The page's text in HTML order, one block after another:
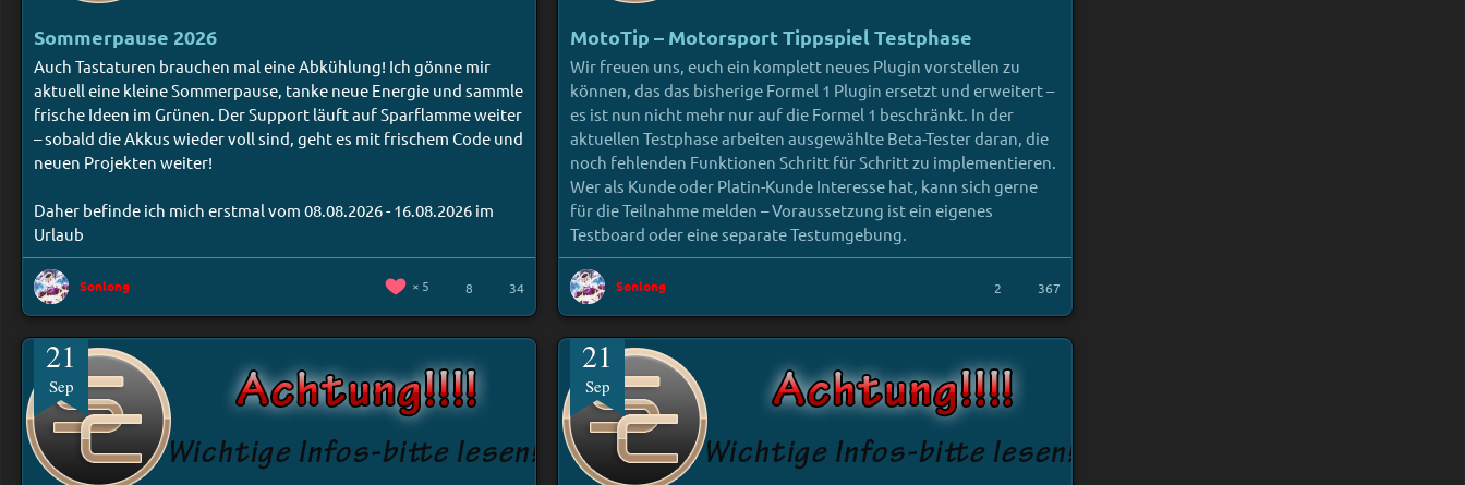
Sommerpause 2026
Auch Tastaturen brauchen mal eine Abkühlung! Ich gönne mir
aktuell eine kleine Sommerpause, tanke neue Energie und sammle
frische Ideen im Grünen. Der Support läuft auf Sparflamme weiter
– sobald die Akkus wieder voll sind, geht es mit frischem Code und
neuen Projekten weiter!
Daher befinde ich mich erstmal vom 08.08.2026 - 16.08.2026 im
Urlaub
Sonlong 5 8 34
MotoTip – Motorsport Tippspiel Testphase
Wir freuen uns, euch ein komplett neues Plugin vorstellen zu
können, das das bisherige Formel 1 Plugin ersetzt und erweitert –
es ist nun nicht mehr nur auf die Formel 1 beschränkt. In der
aktuellen Testphase arbeiten ausgewählte Beta-Tester daran, die
noch fehlenden Funktionen Schritt für Schritt zu implementieren.
Wer als Kunde oder Platin-Kunde Interesse hat, kann sich gerne
für die Teilnahme melden – Voraussetzung ist ein eigenes
Testboard oder eine separate Testumgebung.
Sonlong 2 367
21
Sep
21
Sep